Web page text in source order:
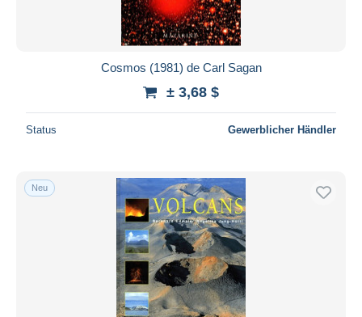
Cosmos (1981) de Carl Sagan
± 3,68 $
Status Gewerblicher Händler
Neu